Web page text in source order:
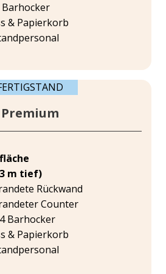
Barhocker
& Papierkorb
Premium
m tief)
Rückwand
Counter
Barhocker
& Papierkorb